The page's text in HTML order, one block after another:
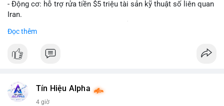
- Động cơ: hỗ trợ rửa tiền $5 triệu tài sản kỹ thuật số liên quan
Iran.
- Tác động: rủi ro cho thị trường crypto, tăng áp lực pháp lý.
#binancesquare
#vlikevn #titanbot
Đọc thêm
Tín Hiệu Alpha
4 giờ